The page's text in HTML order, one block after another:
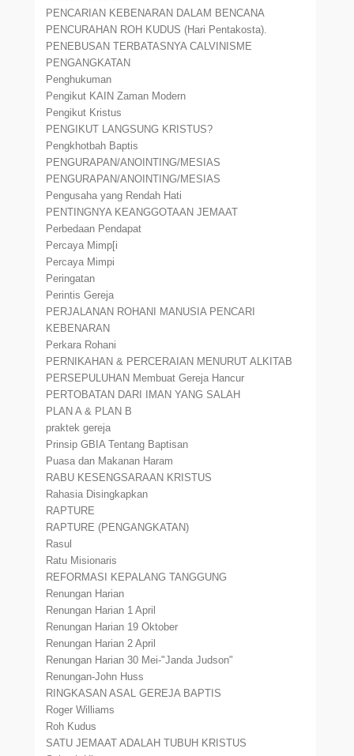
PENCARIAN KEBENARAN DALAM BENCANA
PENCURAHAN ROH KUDUS (Hari Pentakosta).
PENEBUSAN TERBATASNYA CALVINISME
PENGANGKATAN
Penghukuman
Pengikut KAIN Zaman Modern
Pengikut Kristus
PENGIKUT LANGSUNG KRISTUS?
Pengkhotbah Baptis
PENGURAPAN/ANOINTING/MESIAS
PENGURAPAN/ANOINTING/MESIAS
Pengusaha yang Rendah Hati
PENTINGNYA KEANGGOTAAN JEMAAT
Perbedaan Pendapat
Percaya Mimp[i
Percaya Mimpi
Peringatan
Perintis Gereja
PERJALANAN ROHANI MANUSIA PENCARI
KEBENARAN
Perkara Rohani
PERNIKAHAN & PERCERAIAN MENURUT ALKITAB
PERSEPULUHAN Membuat Gereja Hancur
PERTOBATAN DARI IMAN YANG SALAH
PLAN A & PLAN B
praktek gereja
Prinsip GBIA Tentang Baptisan
Puasa dan Makanan Haram
RABU KESENGSARAAN KRISTUS
Rahasia Disingkapkan
RAPTURE
RAPTURE (PENGANGKATAN)
Rasul
Ratu Misionaris
REFORMASI KEPALANG TANGGUNG
Renungan Harian
Renungan Harian 1 April
Renungan Harian 19 Oktober
Renungan Harian 2 April
Renungan Harian 30 Mei-"Janda Judson"
Renungan-John Huss
RINGKASAN ASAL GEREJA BAPTIS
Roger Williams
Roh Kudus
SATU JEMAAT ADALAH TUBUH KRISTUS